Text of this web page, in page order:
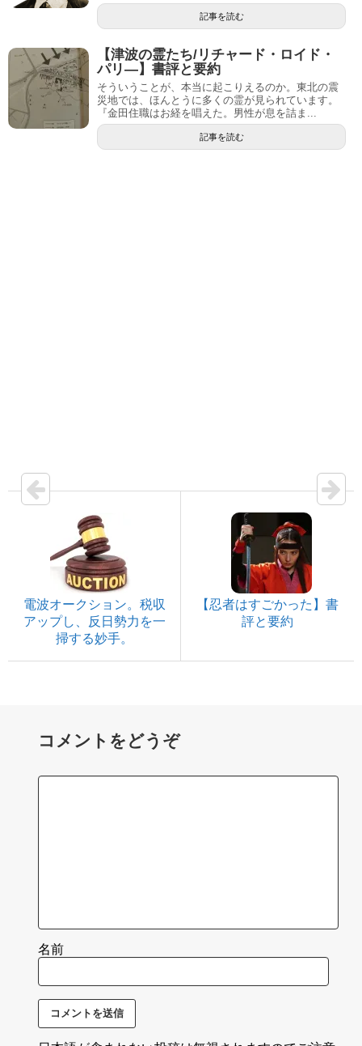
記事を読む
【津波の霊たち/リチャード・ロイド・
パリ―】書評と要約
そういうことが、本当に起こりえるのか。東北の震
災地では、ほんとうに多くの霊が見られています。
『金田住職はお経を唱えた。男性が息を詰ま...
記事を読む
電波オークション。税収
アップし、反日勢力を一
掃する妙手。
【忍者はすごかった】書
評と要約
コメントをどうぞ
名前